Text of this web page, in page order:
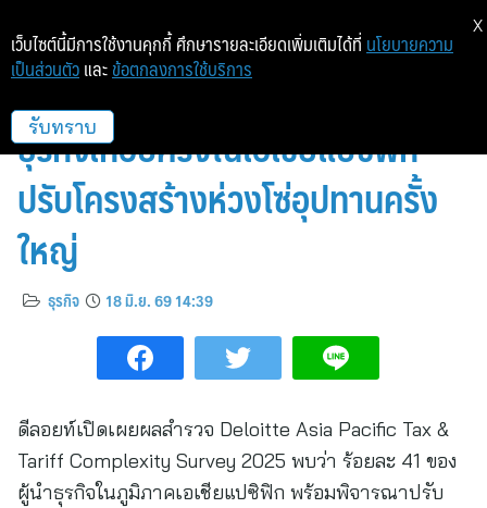
ดีลอยท์ชี้ต้นทุนพุ่ง 21-40% ดัน
ธุรกิจเกือบครึ่งในเอเชียแปซิฟิก
ปรับโครงสร้างห่วงโซ่อุปทานครั้ง
ใหญ่
ธุรกิจ 18 มิ.ย. 69 14:39
ดีลอยท์เปิดเผยผลสำรวจ Deloitte Asia Pacific Tax &
Tariff Complexity Survey 2025 พบว่า ร้อยละ 41 ของ
ผู้นำธุรกิจในภูมิภาคเอเชียแปซิฟิก พร้อมพิจารณาปรับ
เว็บไซต์นี้มีการใช้งานคุกกี้ ศึกษารายละเอียดเพิ่มเติมได้ที่ นโยบายความ
เป็นส่วนตัว และ ข้อตกลงการใช้บริการ
รับทราบ
X